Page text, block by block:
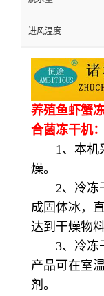
进风温度
养殖鱼虾蟹
合菌冻干机：
1、本机采
燥。
2、冷冻干
成固体冰，
达到干燥物
3、冷冻干
产品可在室
剂。